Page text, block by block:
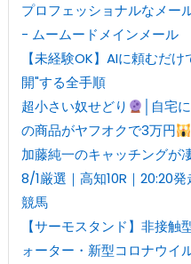
プロフェッショナルなメー
- ムームードメインメール
【未経験OK】AIに頼むだ
開"する全手順
超小さい奴せどり
│自宅
の商品がヤフオクで3万円
加藤純一のキャッチング
8/1厳選｜高知10R｜20:20
競馬
【サーモスタンド】非接
ォーター・新型コロナウイ